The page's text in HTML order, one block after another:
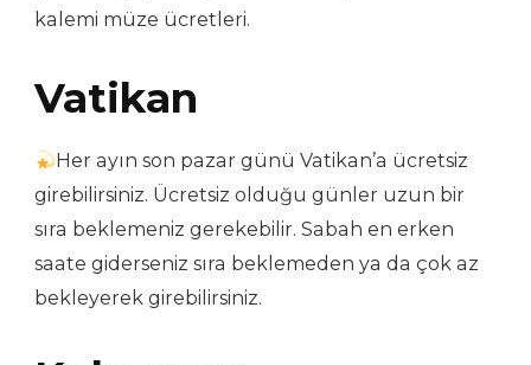
kalemi müze ücretleri.
Vatikan
Her ayın son pazar günü Vatikan’a ücretsiz
girebilirsiniz. Ücretsiz olduğu günler uzun bir
sıra beklemeniz gerekebilir. Sabah en erken
saate giderseniz sıra beklemeden ya da çok az
bekleyerek girebilirsiniz.